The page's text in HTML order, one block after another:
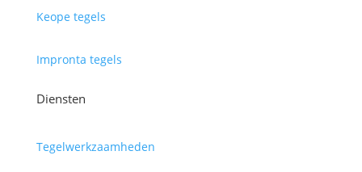
Keope tegels
Impronta tegels
Diensten
Tegelwerkzaamheden